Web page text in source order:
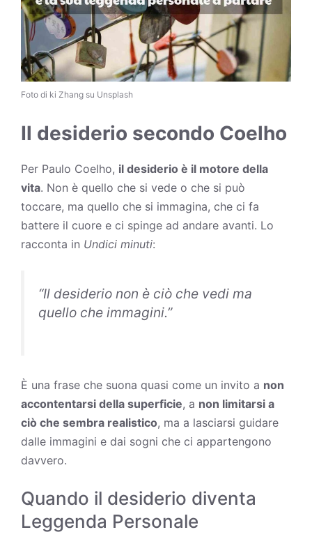
Foto di ki Zhang su Unsplash
Il desiderio secondo Coelho
Per Paulo Coelho, il desiderio è il motore della
vita. Non è quello che si vede o che si può
toccare, ma quello che si immagina, che ci fa
battere il cuore e ci spinge ad andare avanti. Lo
racconta in Undici minuti:
“Il desiderio non è ciò che vedi ma
quello che immagini.”
È una frase che suona quasi come un invito a non
accontentarsi della superficie, a non limitarsi a
ciò che sembra realistico, ma a lasciarsi guidare
dalle immagini e dai sogni che ci appartengono
davvero.
Quando il desiderio diventa
Leggenda Personale